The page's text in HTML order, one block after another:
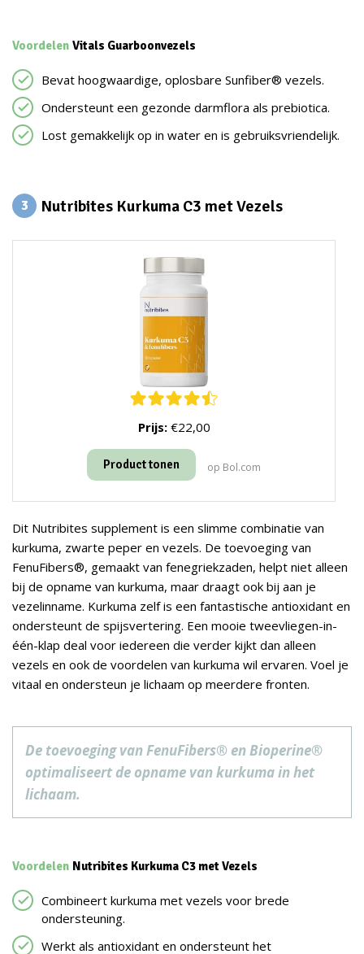
Voordelen Vitals Guarboonvezels
Bevat hoogwaardige, oplosbare Sunfiber® vezels.
Ondersteunt een gezonde darmflora als prebiotica.
Lost gemakkelijk op in water en is gebruiksvriendelijk.
3 Nutribites Kurkuma C3 met Vezels
Prijs:€22,00
Product tonen op Bol.com
Dit Nutribites supplement is een slimme combinatie van
kurkuma, zwarte peper en vezels. De toevoeging van
FenuFibers®, gemaakt van fenegriekzaden, helpt niet alleen
bij de opname van kurkuma, maar draagt ook bij aan je
vezelinname. Kurkuma zelf is een fantastische antioxidant en
ondersteunt de spijsvertering. Een mooie tweevliegen-in-
één-klap deal voor iedereen die verder kijkt dan alleen
vezels en ook de voordelen van kurkuma wil ervaren. Voel je
vitaal en ondersteun je lichaam op meerdere fronten.
De toevoeging van FenuFibers® en Bioperine®
optimaliseert de opname van kurkuma in het
lichaam.
Voordelen Nutribites Kurkuma C3 met Vezels
Combineert kurkuma met vezels voor brede
ondersteuning.
Werkt als antioxidant en ondersteunt het